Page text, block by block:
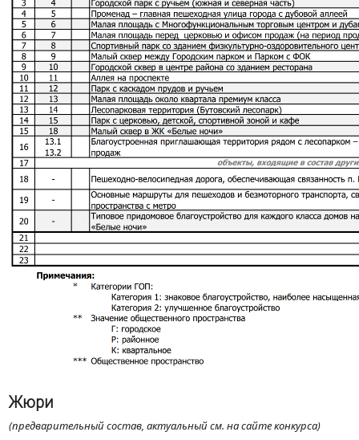
Жюри
(предварительный состав, актуальный см. на сайте конкурса)